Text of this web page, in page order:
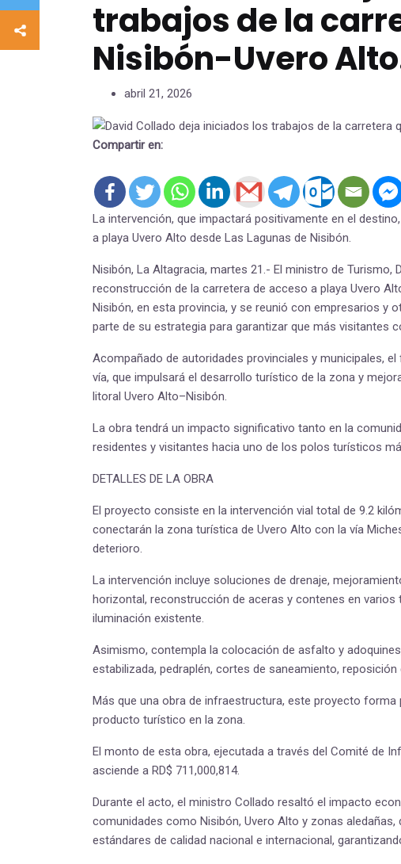
trabajos de la
Nisibón-Uvero
abril 21, 2026
Compartir en:
La intervención, que impactará positivamente en el
a playa Uvero Alto desde Las Lagunas de Nisibón.
Nisibón, La Altagracia, martes 21.- El ministro de Turismo,
reconstrucción de la carretera de acceso a playa Uvero
Nisibón, en esta provincia, y se reunió con empresarios y
parte de su estrategia para garantizar que más visitantes
Acompañado de autoridades provinciales y municipales,
vía, que impulsará el desarrollo turístico de la zona y
litoral Uvero Alto–Nisibón.
La obra tendrá un impacto significativo tanto en la
residentes y visitantes hacia uno de los polos turísticos
DETALLES DE LA OBRA
El proyecto consiste en la intervención vial total de 9.2
conectarán la zona turística de Uvero Alto con la vía
deterioro.
La intervención incluye soluciones de drenaje,
horizontal, reconstrucción de aceras y contenes en
iluminación existente.
Asimismo, contempla la colocación de asfalto y
estabilizada, pedraplén, cortes de saneamiento,
Más que una obra de infraestructura, este proyecto
producto turístico en la zona.
El monto de esta obra, ejecutada a través del Comité de
asciende a RD$ 711,000,814.
Durante el acto, el ministro Collado resaltó el impacto
comunidades como Nisibón, Uvero Alto y zonas
estándares de calidad nacional e internacional,